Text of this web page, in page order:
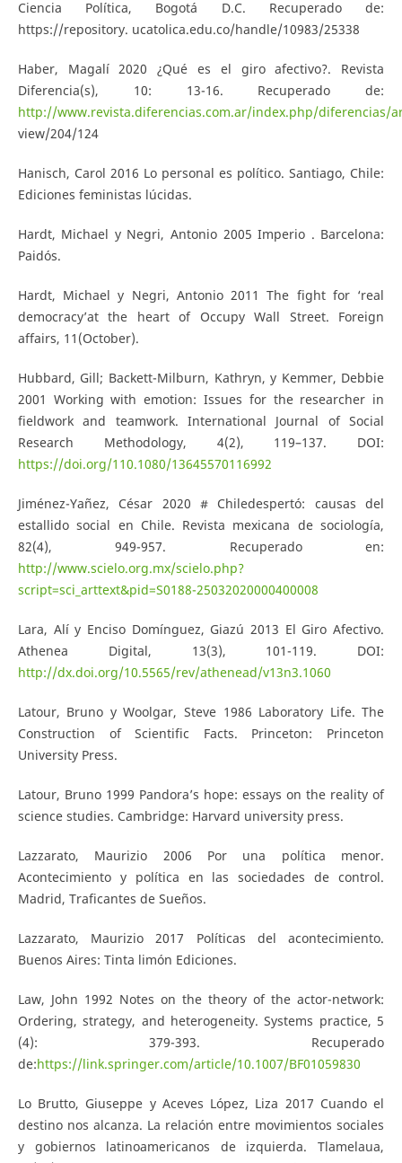
Ciencia Política, Bogotá D.C. Recuperado de:
https://repository. ucatolica.edu.co/handle/10983/25338
Haber, Magalí 2020 ¿Qué es el giro afectivo?. Revista
Diferencia(s), 10: 13-16. Recuperado de:
http://www.revista.diferencias.com.ar/index.php/diferencias/
view/204/124
Hanisch, Carol 2016 Lo personal es político. Santiago, Chile:
Ediciones feministas lúcidas.
Hardt, Michael y Negri, Antonio 2005 Imperio . Barcelona:
Paidós.
Hardt, Michael y Negri, Antonio 2011 The fight for ‘real
democracy’at the heart of Occupy Wall Street. Foreign
affairs, 11(October).
Hubbard, Gill; Backett-Milburn, Kathryn, y Kemmer, Debbie
2001 Working with emotion: Issues for the researcher in
fieldwork and teamwork. International Journal of Social
Research Methodology, 4(2), 119–137. DOI:
https://doi.org/110.1080/13645570116992
Jiménez-Yañez, César 2020 # Chiledespertó: causas del
estallido social en Chile. Revista mexicana de sociología,
82(4), 949-957. Recuperado en:
http://www.scielo.org.mx/scielo.php?
script=sci_arttext&pid=S0188-25032020000400008
Lara, Alí y Enciso Domínguez, Giazú 2013 El Giro Afectivo.
Athenea Digital, 13(3), 101-119. DOI:
http://dx.doi.org/10.5565/rev/athenead/v13n3.1060
Latour, Bruno y Woolgar, Steve 1986 Laboratory Life. The
Construction of Scientific Facts. Princeton: Princeton
University Press.
Latour, Bruno 1999 Pandora’s hope: essays on the reality of
science studies. Cambridge: Harvard university press.
Lazzarato, Maurizio 2006 Por una política menor.
Acontecimiento y política en las sociedades de control.
Madrid, Traficantes de Sueños.
Lazzarato, Maurizio 2017 Políticas del acontecimiento.
Buenos Aires: Tinta limón Ediciones.
Law, John 1992 Notes on the theory of the actor-network:
Ordering, strategy, and heterogeneity. Systems practice, 5
(4): 379-393. Recuperado
de:https://link.springer.com/article/10.1007/BF01059830
Lo Brutto, Giuseppe y Aceves López, Liza 2017 Cuando el
destino nos alcanza. La relación entre movimientos sociales
y gobiernos latinoamericanos de izquierda. Tlamelaua,